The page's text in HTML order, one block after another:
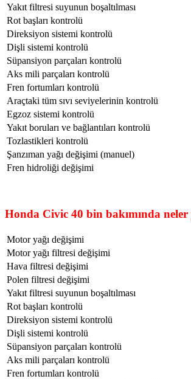
Yakıt filtresi suyunun boşaltılması
Rot başları kontrolü
Direksiyon sistemi kontrolü
Dişli sistemi kontrolü
Süpansiyon parçaları kontrolü
Aks mili parçaları kontrolü
Fren fortumları kontrolü
Araçtaki tüm sıvı seviyelerinin kontrolü
Egzoz sistemi kontrolü
Yakıt boruları ve bağlantıları kontrolü
Tozlastikleri kontrolü
Şanzıman yağı değişimi (manuel)
Fren hidroliği değişimi
Honda Civic 40 bin bakımında neler
Motor yağı değişimi
Motor yağı filtresi değişimi
Hava filtresi değişimi
Polen filtresi değişimi
Yakıt filtresi suyunun boşaltılması
Rot başları kontrolü
Direksiyon sistemi kontrolü
Dişli sistemi kontrolü
Süpansiyon parçaları kontrolü
Aks mili parçaları kontrolü
Fren fortumları kontrolü